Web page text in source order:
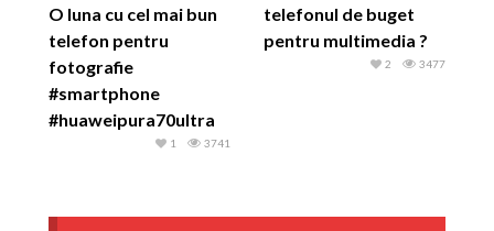
O luna cu cel mai bun
telefon pentru
fotografie
#smartphone
#huaweipura70ultra
3741
1
telefonul de buget
pentru multimedia ?
3477
2